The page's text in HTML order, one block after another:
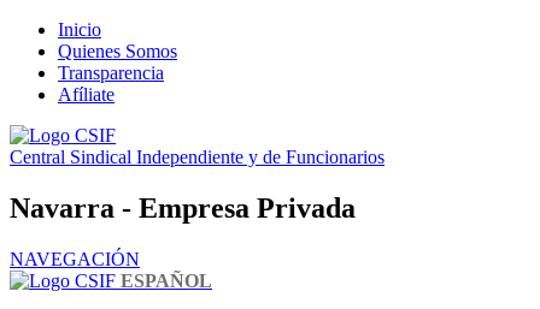
Inicio
Quienes Somos
Transparencia
Afíliate
Central Sindical Independiente y de Funcionarios
Navarra - Empresa Privada
NAVEGACIÓN
ESPAÑOL